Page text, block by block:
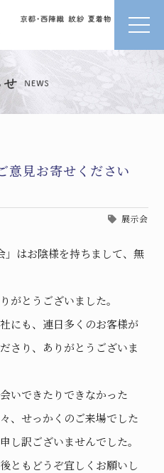
意見お寄せください
展示会
」はお陰様を持ちまして、無
がとうございました。
にも、連日多くのお客様が
さり、ありがとうございま
いできたりできなかった
、せっかくのご来場でした
し訳ございませんでした。
ともどうぞ宜しくお願いし